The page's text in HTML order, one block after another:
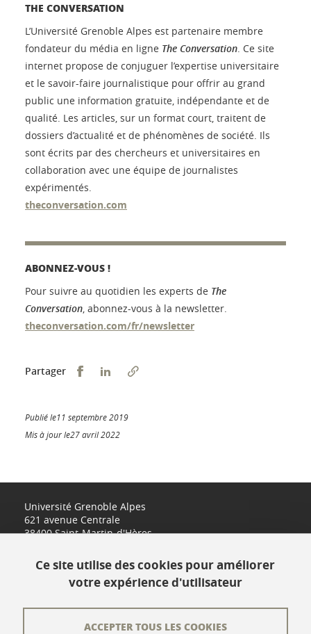
THE CONVERSATION
L’Université Grenoble Alpes est partenaire membre
fondateur du média en ligne The Conversation. Ce site
internet propose de conjuguer l’expertise universitaire
et le savoir-faire journalistique pour offrir au grand
public une information gratuite, indépendante et de
qualité. Les articles, sur un format court, traitent de
dossiers d’actualité et de phénomènes de société. Ils
sont écrits par des chercheurs et universitaires en
collaboration avec une équipe de journalistes
expérimentés.
theconversation.com
ABONNEZ-VOUS !
Pour suivre au quotidien les experts de The
Conversation, abonnez-vous à la newsletter.
theconversation.com/fr/newsletter
Partager Partager sur Facebook
Partager sur LinkedIn
Publié le11 septembre 2019
Mis à jour le27 avril 2022
Université Grenoble Alpes
621 avenue Centrale
38400 Saint-Martin-d'Hères
Ce site utilise des cookies pour améliorer
votre expérience d'utilisateur
ACCEPTER TOUS LES COOKIES